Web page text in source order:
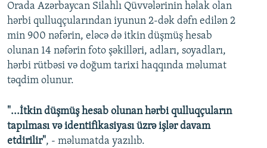
Orada Azərbaycan Silahlı Qüvvələrinin həlak olan
hərbi qulluqçularından iyunun 2-dək dəfn edilən 2
min 900 nəfərin, eləcə də itkin düşmüş hesab
olunan 14 nəfərin foto şəkilləri, adları, soyadları,
hərbi rütbəsi və doğum tarixi haqqında məlumat
təqdim olunur.
"...İtkin düşmüş hesab olunan hərbi qulluqçuların
tapılması və identifikasiyası üzrə işlər davam
etdirilir", - məlumatda yazılıb.